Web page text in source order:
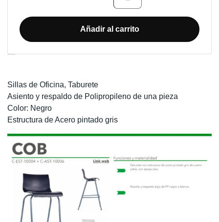
DE
OFICINA
TABURETE
Añadir al carrito
Sillas de Oficina, Taburete
Asiento y respaldo de Polipropileno de una pieza
Color: Negro
Estructura de Acero pintado gris